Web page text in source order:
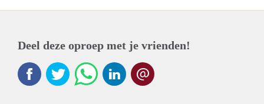
Deel deze oproep met je vrienden!